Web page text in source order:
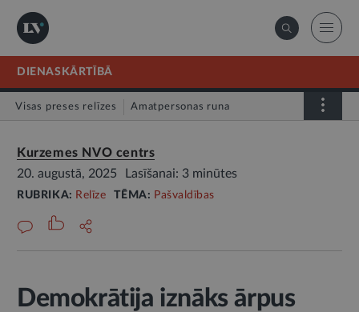
DIENASKĀRTĪBĀ
Visas preses relīzes Amatpersonas runa
Kurzemes NVO centrs
20. augustā, 2025
Lasīšanai: 3 minūtes
RUBRIKA: Relīze TĒMA: Pašvaldības
Demokrātija iznāks ārpus